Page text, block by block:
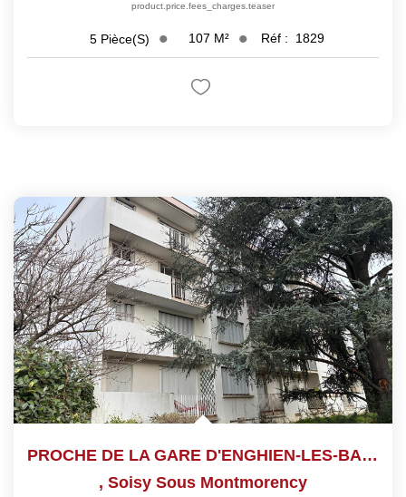
product.price.fees_charges.teaser
5 Pièce(s) 107 M² Réf : 1829
PROCHE DE LA GARE D'ENGHIEN-LES-BAINS
, Soisy Sous Montmorency